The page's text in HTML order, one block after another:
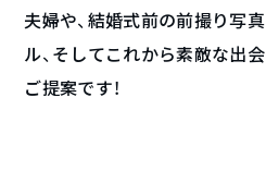
夫婦や、結婚式前の前撮り写
ル、そしてこれから素敵な出
ご提案です！